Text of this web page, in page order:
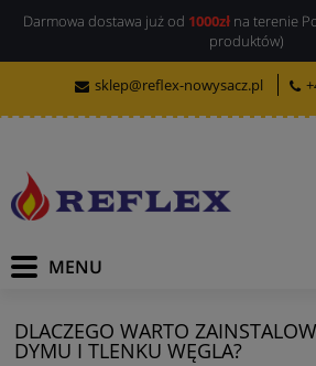
Darmowa dostawa już od 1000złna terenie
produktów)
sklep@reflex-nowysacz.pl
DLACZEGO WARTO
DYMU I TLENKU WĘGLA?